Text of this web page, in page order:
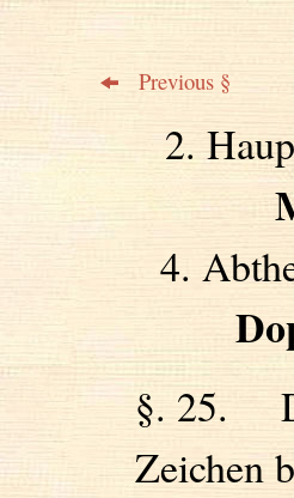
Previous §
2.
4.
§. 25.
Zeichen